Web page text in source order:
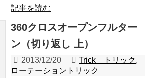
記事を読む
360クロスオープンフルター
ン（切り返し 上）
2013/12/20 Trick トリック,
ローテーショントリック